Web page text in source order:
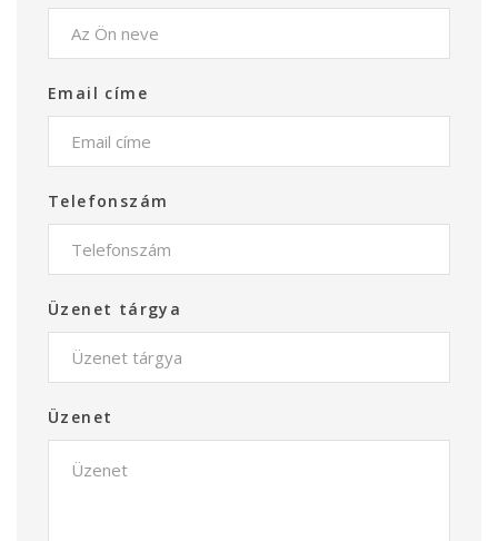
Email címe
Telefonszám
Üzenet tárgya
Üzenet